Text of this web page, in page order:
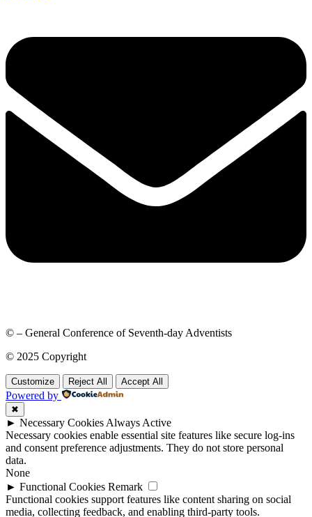
© – General Conference of Seventh-day Adventists
© 2025 Copyright
Customize Reject All Accept All
Powered by
✖
► Necessary Cookies Always Active
Necessary cookies enable essential site features like secure log-ins
and consent preference adjustments. They do not store personal
data.
None
► Functional Cookies Remark
Functional cookies support features like content sharing on social
media, collecting feedback, and enabling third-party tools.